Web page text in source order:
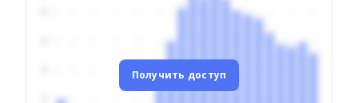
Получить доступ